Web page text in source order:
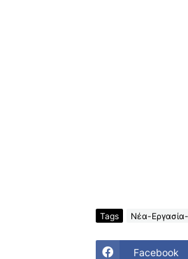
Tags Νέα-
Facebook